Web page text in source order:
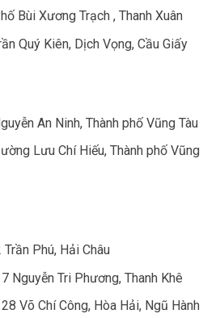
Bùi Xương Trạch , Thanh Xuân
Quý Kiên, Dịch Vọng, Cầu Giấy
An Ninh, Thành phố Vũng Tàu
Lưu Chí Hiếu, Thành phố Vũng
Phú, Hải Châu
Nguyễn Tri Phương, Thanh Khê
Võ Chí Công, Hòa Hải, Ngũ Hành